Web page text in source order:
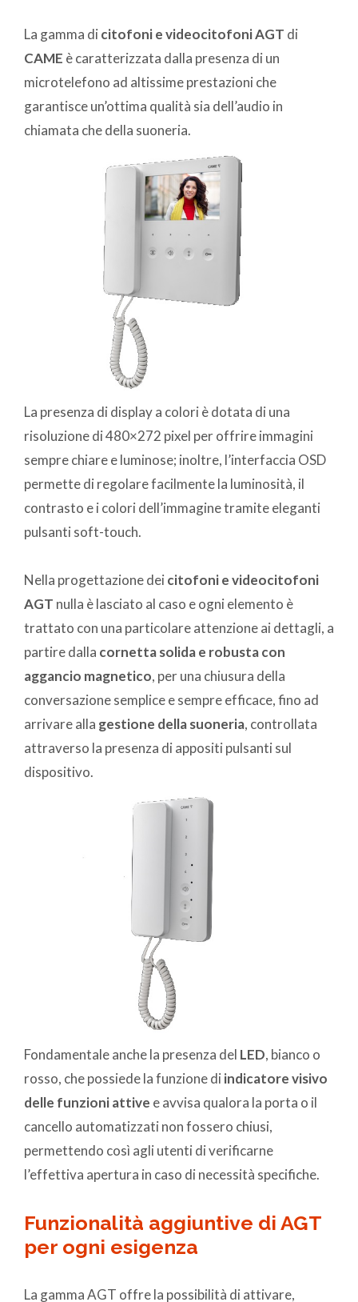
La gamma di citofoni e videocitofoni AGT di
CAME è caratterizzata dalla presenza di un
microtelefono ad altissime prestazioni che
garantisce un’ottima qualità sia dell’audio in
chiamata che della suoneria.
La presenza di display a colori è dotata di una
risoluzione di 480×272 pixel per offrire immagini
sempre chiare e luminose; inoltre, l’interfaccia OSD
permette di regolare facilmente la luminosità, il
contrasto e i colori dell’immagine tramite eleganti
pulsanti soft-touch.
Nella progettazione dei citofoni e videocitofoni
AGT nulla è lasciato al caso e ogni elemento è
trattato con una particolare attenzione ai dettagli, a
partire dalla cornetta solida e robusta con
aggancio magnetico, per una chiusura della
conversazione semplice e sempre efficace, fino ad
arrivare alla gestione della suoneria, controllata
attraverso la presenza di appositi pulsanti sul
dispositivo.
Fondamentale anche la presenza del LED, bianco o
rosso, che possiede la funzione di indicatore visivo
delle funzioni attive e avvisa qualora la porta o il
cancello automatizzati non fossero chiusi,
permettendo così agli utenti di verificarne
l’effettiva apertura in caso di necessità specifiche.
Funzionalità aggiuntive di AGT
per ogni esigenza
La gamma AGT offre la possibilità di attivare,